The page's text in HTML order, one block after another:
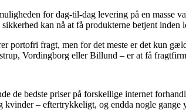
for dag-til-dag levering på en masse
kan nå at få produkterne betjent
portofri fragt, men for det meste er det kun
Vordingborg eller Billund – er at få
de bedste priser på forskellige internet
– eftertrykkeligt, og endda nogle gange